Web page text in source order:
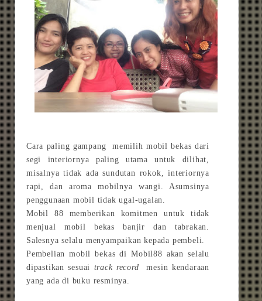
Cara paling gampang memilih mobil bekas dari
segi interiornya paling utama untuk dilihat,
misalnya tidak ada sundutan rokok, interiornya
rapi, dan aroma mobilnya wangi. Asumsinya
penggunaan mobil tidak ugal-ugalan.
Mobil 88 memberikan komitmen untuk tidak
menjual mobil bekas banjir dan tabrakan.
Salesnya selalu menyampaikan kepada pembeli.
Pembelian mobil bekas di Mobil88 akan selalu
dipastikan sesuai track record
mesin kendaraan
yang ada di buku resminya.